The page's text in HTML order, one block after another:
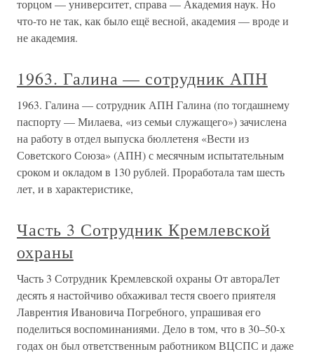
торцом — университет, справа — Академия наук. Но
что-то не так, как было ещё весной, академия — вроде и
не академия.
1963. Галина — сотрудник АПН
1963. Галина — сотрудник АПН Галина (по тогдашнему
паспорту — Милаева, «из семьи служащего») зачислена
на работу в отдел выпуска бюллетеня «Вести из
Советского Союза» (АПН) с месячным испытательным
сроком и окладом в 130 рублей. Проработала там шесть
лет, и в характеристике,
Часть 3 Сотрудник Кремлевской
охраны
Часть 3 Сотрудник Кремлевской охраны От автораЛет
десять я настойчиво обхаживал тестя своего приятеля
Лаврентия Ивановича Погребного, упрашивая его
поделиться воспоминаниями. Дело в том, что в 30–50-х
годах он был ответственным работником ВЦСПС и даже